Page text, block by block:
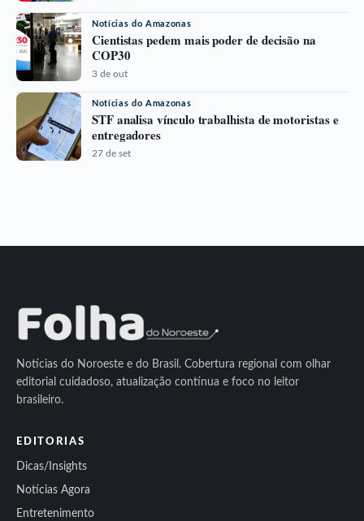
Notícias do Amazonas
Cientistas pedem mais poder de decisão na
COP30
3 de out
Notícias do Amazonas
STF analisa vínculo trabalhista de motoristas e
entregadores
27 de set
Notícias do Noroeste e do Brasil. Cobertura regional com olhar
editorial cuidadoso, atualização contínua e foco no leitor
brasileiro.
EDITORIAS
Dicas/Insights
Notícias Agora
Entretenimento